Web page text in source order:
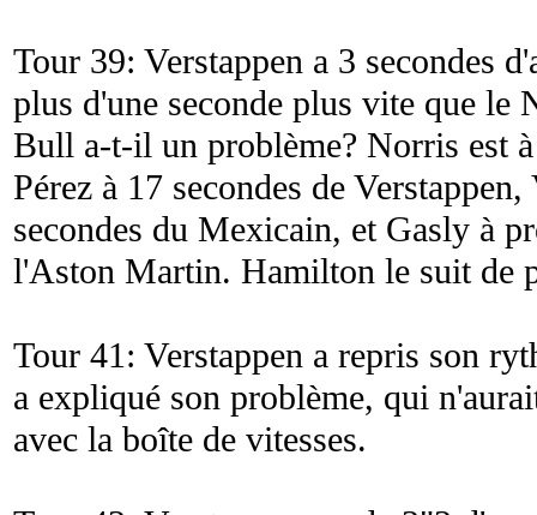
Tour 39: Verstappen a 3 secondes
plus d'une seconde plus vite que le
Bull a-t-il un problème? Norris est
Pérez à 17 secondes de
secondes du Mexicain, et Gasly à
l'Aston Martin. Hamilton le suit de
Tour 41: Verstappen a repris son
a expliqué son problème, qui
avec la boîte de vitesses.